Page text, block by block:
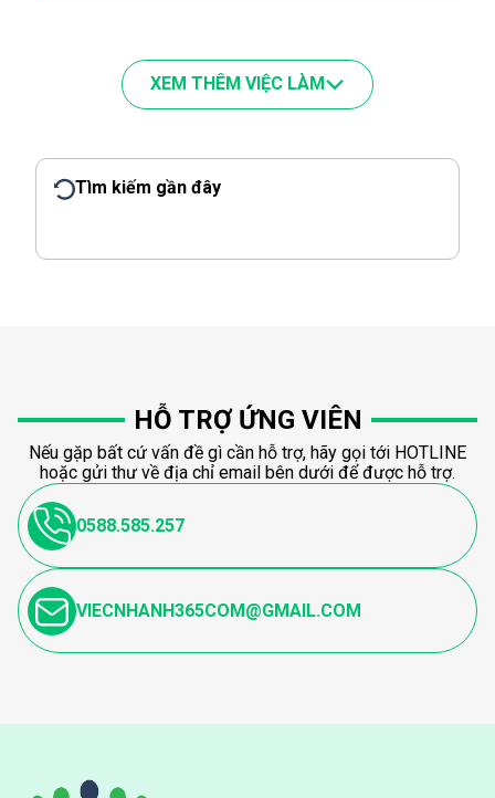
XEM THÊM VIỆC LÀM
Tìm kiếm gần đây
HỖ TRỢ ỨNG VIÊN
Nếu gặp bất cứ vấn đề gì cần hỗ trợ, hãy gọi tới HOTLINE
hoặc gửi thư về địa chỉ email bên dưới để được hỗ trợ.
0588.585.257
VIECNHANH365COM@GMAIL.COM